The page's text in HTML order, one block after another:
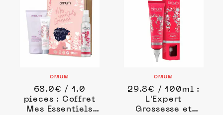
OMUM
68.0€ / 1.0
pieces : Coffret
Mes Essentiels
OMUM
29.8€ / 100ml :
L'Expert
Grossesse et